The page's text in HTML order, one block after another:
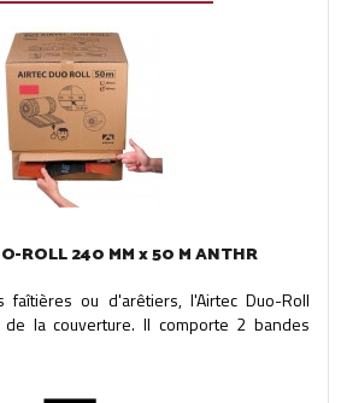
ROLL 240 MM x 50 M ANTHR
faîtières ou d'arêtiers, l'Airtec Duo-Roll
la couverture. Il comporte 2 bandes